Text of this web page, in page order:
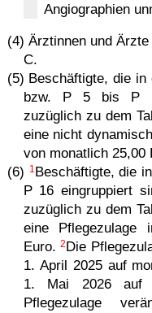
Angiographien
(4) Ärztinnen und
C.
(5) Beschäftigte, die in
bzw. P 5 bis P
zuzüglich zu dem
eine nicht
von monatlich 25,00
(6)
1 Beschäftigte, die
P 16 eingruppiert
zuzüglich zu dem
eine Pflegezulage
Euro.2 Die
1. April 2025 auf
1. Mai 2026 auf
Pflegezulage